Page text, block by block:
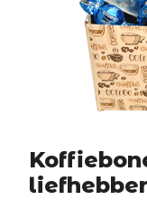
liefhebber